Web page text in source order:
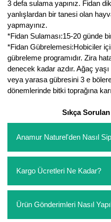
3 defa sulama yapınız. Fidan
yanlışlardan bir tanesi olan
yapmayınız.
*Fidan Sulaması:15-20 günde
*Fidan Gübrelemesi:Hobiciler
gübreleme programıdır. Zira
denecek kadar azdır. Ağaç
veya yarasa gübresini 3 e
dönemlerinde bitki toprağına
Sıkça
Anamur Naturel'den Nasıl
oluşturarak,iletişim
whatsapp hattımızdan
ödemelerini sipariş
Kargo Ücretleri Ne Kadar?
etmeyin diye 1500 lira ve
kargoyu biz karşılıyoruz.
Ürün Gönderimleri Nasıl